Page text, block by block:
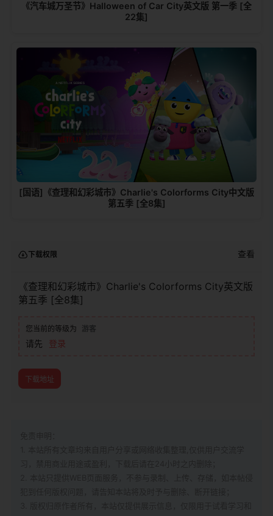
《汽车城万圣节》Halloween of Car City英文版 第一季 [全
22集]
[国语]《查理和幻彩城市》Charlie's Colorforms City中文版
第五季 [全8集]
下载权限 查看
《查理和幻彩城市》Charlie's Colorforms City英文版
第五季 [全8集]
您当前的等级为 游客
请先 登录
下载地址